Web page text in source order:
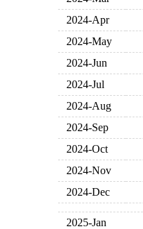
2024-Apr
2024-May
2024-Jun
2024-Jul
2024-Aug
2024-Sep
2024-Oct
2024-Nov
2024-Dec
2025-Jan